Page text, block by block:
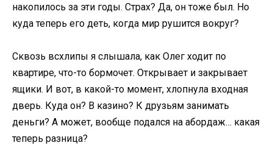
накопилось за эти годы. Страх? Да, он тоже был. Но
куда теперь его деть, когда мир рушится вокруг?
Сквозь всхлипы я слышала, как Олег ходит по
квартире, что-то бормочет. Открывает и закрывает
ящики. И вот, в какой-то момент, хлопнула входная
дверь. Куда он? В казино? К друзьям занимать
деньги? А может, вообще подался на абордаж… какая
теперь разница?